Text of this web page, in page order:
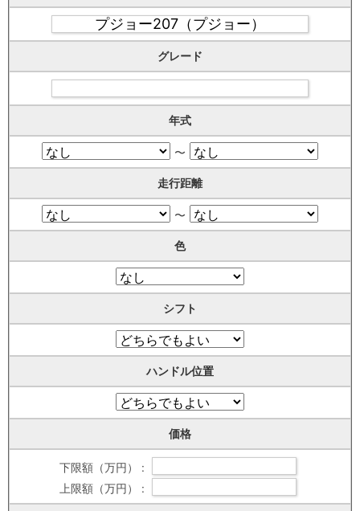
グレード
年式
〜
走行距離
〜
色
シフト
ハンドル位置
価格
下限額（万円） :
上限額（万円） :